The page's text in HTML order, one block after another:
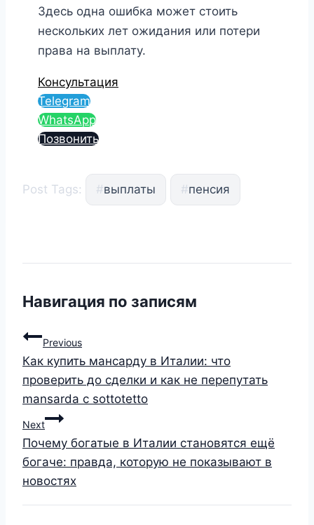
Здесь одна ошибка может стоить
нескольких лет ожидания или потери
права на выплату.
Консультация
Telegram
WhatsApp
Позвонить
Post Tags: #выплаты #пенсия
Навигация по записям
Previous
Как купить мансарду в Италии: что
проверить до сделки и как не перепутать
mansarda с sottotetto
Next
Почему богатые в Италии становятся ещё
богаче: правда, которую не показывают в
новостях